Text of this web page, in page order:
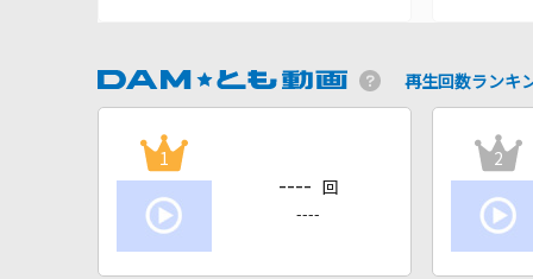
再生回数ランキ
1
---- 回
----
2